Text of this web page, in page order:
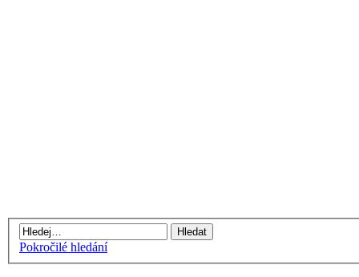
Pokročilé hledání